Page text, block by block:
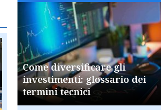
Come diversificare gli
investimenti: glossario dei
termini tecnici